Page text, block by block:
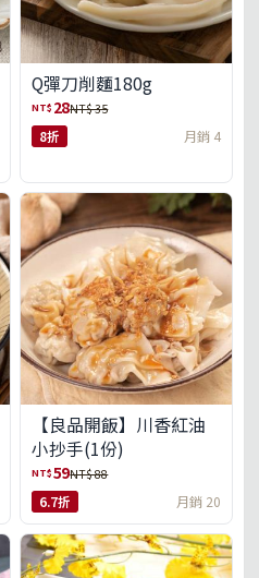
Q彈刀削麵180g
NT$ 28NT$ 35
8折 月銷 4
【良品開飯】川香紅油
小抄手(1份)
NT$59NT$ 88
6.7折 月銷 20